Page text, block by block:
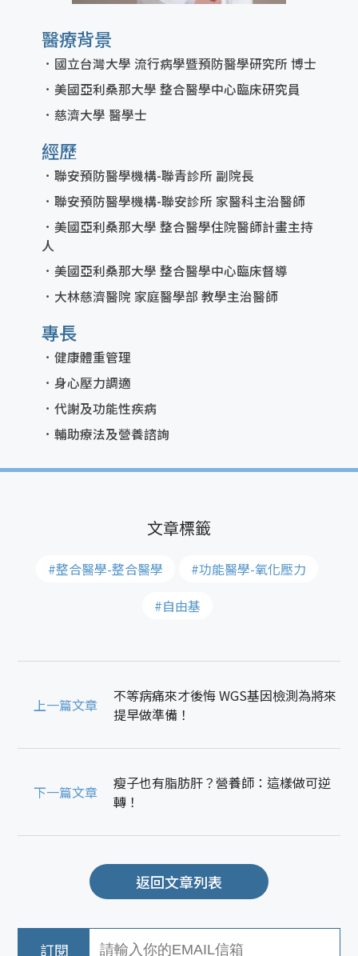
醫療背景
國立台灣大學 流行病學暨預防醫學研究所 博士
美國亞利桑那大學 整合醫學中心臨床研究員
慈濟大學 醫學士
經歷
聯安預防醫學機構-聯青診所 副院長
聯安預防醫學機構-聯安診所 家醫科主治醫師
美國亞利桑那大學 整合醫學住院醫師計畫主持
人
美國亞利桑那大學 整合醫學中心臨床督導
大林慈濟醫院 家庭醫學部 教學主治醫師
專長
健康體重管理
身心壓力調適
代謝及功能性疾病
輔助療法及營養諮詢
#整合醫學-整合醫學
#功能醫學-氧化壓力
#自由基
上一篇文章
不等病痛來才後悔 WGS基因檢測為將來
提早做準備！
下一篇文章
瘦子也有脂肪肝？營養師：這樣做可逆
轉！
返回文章列表